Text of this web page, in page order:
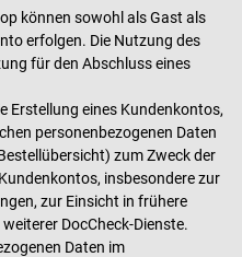
können sowohl als Gast als
erfolgen. Die Nutzung des
für den Abschluss eines
Erstellung eines Kundenkontos,
personenbezogenen Daten
zum Zweck der
insbesondere zur
zur Einsicht in frühere
DocCheck-Dienste.
Daten im